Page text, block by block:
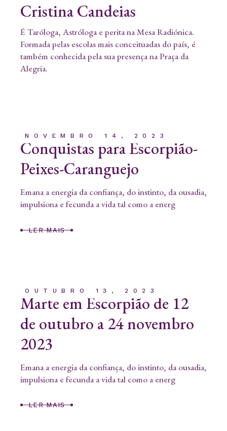
Cristina Candeias
É Taróloga, Astróloga e perita na Mesa Radiónica.
Formada pelas escolas mais conceituadas do país, é
também conhecida pela sua presença na Praça da
Alegria.
NOVEMBRO 14, 2023
Conquistas para Escorpião-
Peixes-Caranguejo
Emana a energia da confiança, do instinto, da ousadia,
impulsiona e fecunda a vida tal como a energ
LER MAIS
OUTUBRO 13, 2023
Marte em Escorpião de 12
de outubro a 24 novembro
2023
Emana a energia da confiança, do instinto, da ousadia,
impulsiona e fecunda a vida tal como a energ
LER MAIS